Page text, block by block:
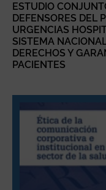
ESTUDIO
DEFENSORES DEL
URGENCIAS
SISTEMA
DERECHOS Y
PACIENTES